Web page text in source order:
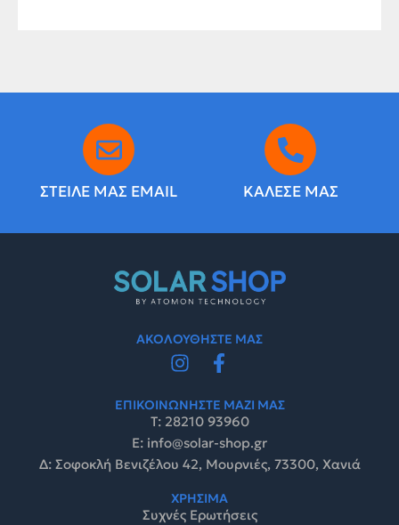
ΣΤΕΙΛΕ ΜΑΣ EMAIL ΚΑΛΕΣΕ ΜΑΣ
ΑΚΟΛΟΥΘΗΣΤΕ ΜΑΣ
ΕΠΙΚΟΙΝΩΝΗΣΤΕ ΜΑΖΙ ΜΑΣ
Τ: 28210 93960
E: info@solar-shop.gr
Δ: Σοφοκλή Βενιζέλου 42, Μουρνιές, 73300, Χανιά
ΧΡΗΣΙΜΑ
Συχνές Ερωτήσεις